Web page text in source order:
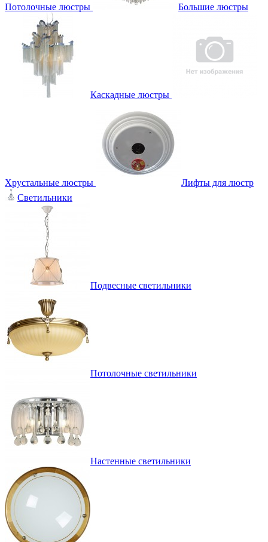
Потолочные люстры Большие люстры
Каскадные люстры
Хрустальные люстры
Лифты для люстр
Светильники
Подвесные светильники
Потолочные светильники
Настенные светильники